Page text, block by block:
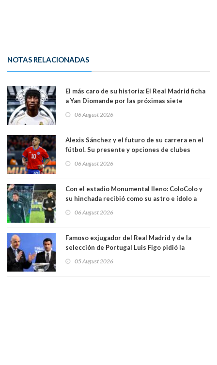
NOTAS RELACIONADAS
El más caro de su historia: El Real Madrid ficha
a Yan Diomande por las próximas siete
06 August 2026
Alexis Sánchez y el futuro de su carrera en el
fútbol. Su presente y opciones de clubes
06 August 2026
Con el estadio Monumental lleno: ColoColo y
su hinchada recibió como su astro e ídolo a
06 August 2026
Famoso exjugador del Real Madrid y de la
selección de Portugal Luis Figo pidió la
comportamiento más bajo y cobarde que he
05 August 2026